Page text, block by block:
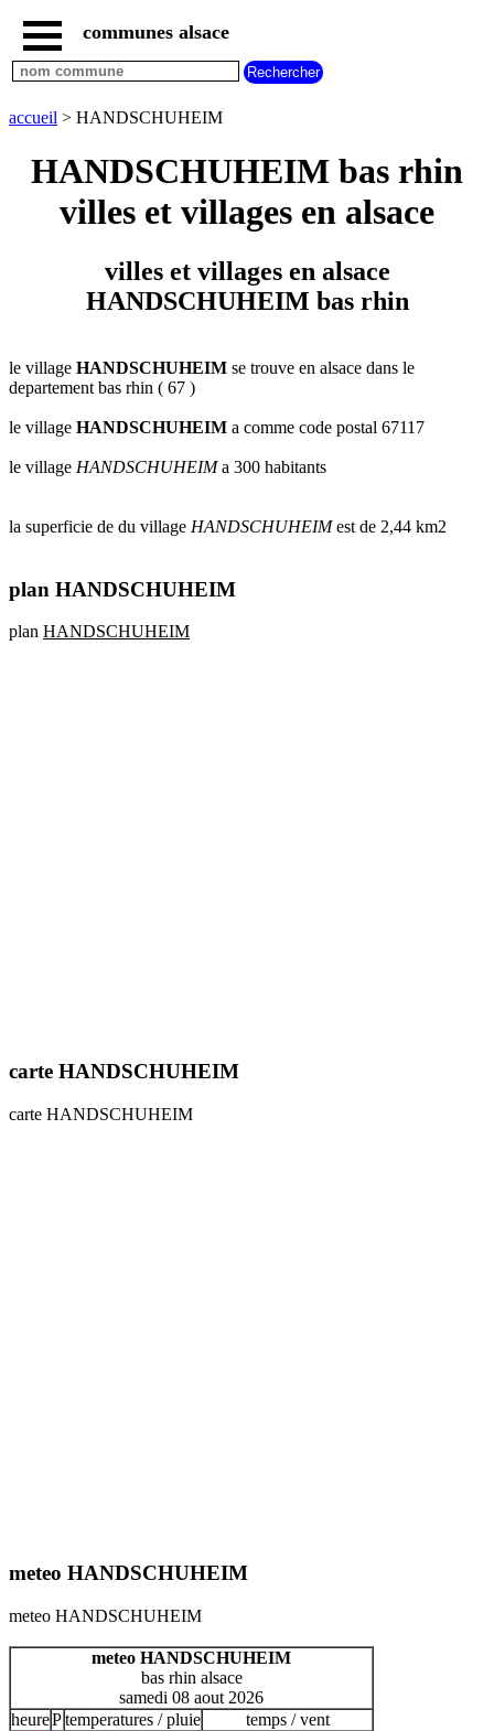
accueil
villes
rhin
commencant
B C D E F
G
J K L M
N
Z
par
A B C D E F
G
H
I J K L M
N
communes alsace
accueil > HANDSCHUHEIM
HANDSCHUHEIM bas rhin
villes et villages en alsace
villes et villages en alsace
HANDSCHUHEIM bas rhin
le village HANDSCHUHEIM se trouve en alsace dans le
departement bas rhin ( 67 )
le village HANDSCHUHEIM a comme code postal 67117
le village HANDSCHUHEIMa 300 habitants
la superficie de du village HANDSCHUHEIMest de 2,44 km2
plan HANDSCHUHEIM
plan HANDSCHUHEIM
carte HANDSCHUHEIM
carte HANDSCHUHEIM
meteo HANDSCHUHEIM
meteo HANDSCHUHEIM
meteo HANDSCHUHEIM
bas rhin alsace
samedi 08 aout 2026
heurePtemperatures / pluie temps / vent